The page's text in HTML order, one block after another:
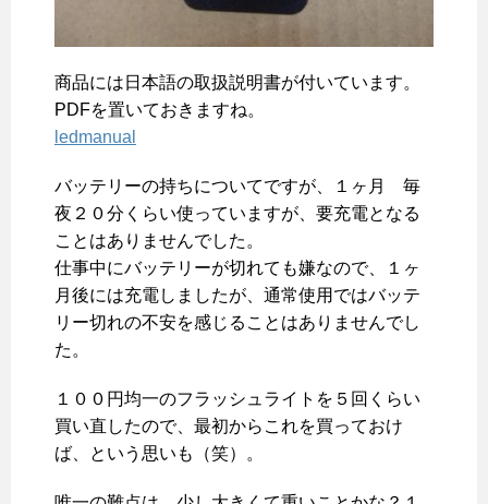
商品には日本語の取扱説明書が付いています。
PDFを置いておきますね。
ledmanual
バッテリーの持ちについてですが、１ヶ月 毎
夜２０分くらい使っていますが、要充電となる
ことはありませんでした。
仕事中にバッテリーが切れても嫌なので、１ヶ
月後には充電しましたが、通常使用ではバッテ
リー切れの不安を感じることはありませんでし
た。
１００円均一のフラッシュライトを５回くらい
買い直したので、最初からこれを買っておけ
ば、という思いも（笑）。